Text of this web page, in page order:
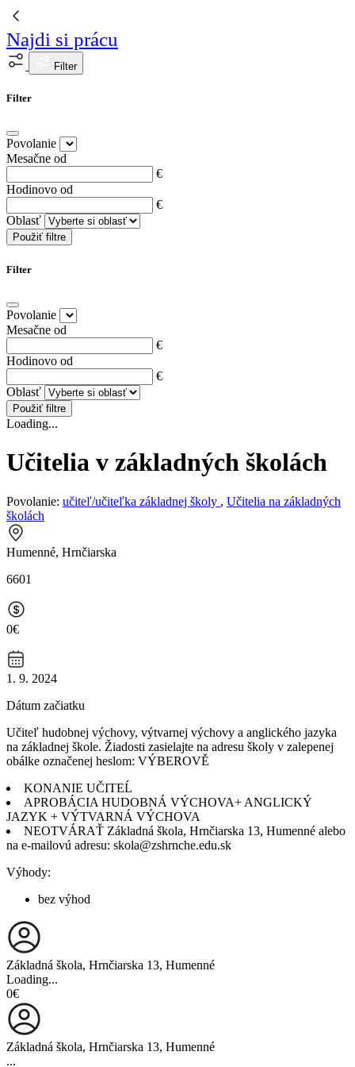
Najdi si prácu
Filter
Filter
Povolanie
Mesačne od
€
Hodinovo od
€
Oblasť
Použiť filtre
Filter
Povolanie
Mesačne od
€
Hodinovo od
€
Oblasť
Použiť filtre
Loading...
Učitelia v základných školách
Povolanie: učiteľ/učiteľka základnej školy , Učitelia na základných
školách
Humenné, Hrnčiarska
6601
0€
1. 9. 2024
Dátum začiatku
Učiteľ hudobnej výchovy, výtvarnej výchovy a anglického jazyka
na základnej škole. Žiadosti zasielajte na adresu školy v zalepenej
obálke označenej heslom: VÝBEROVĚ
KONANIE UČITEĹ
APROBÁCIA HUDOBNÁ VÝCHOVA+ ANGLICKÝ
JAZYK + VÝTVARNÁ VÝCHOVA
NEOTVÁRAŤ Základná škola, Hrnčiarska 13, Humenné alebo
na e-mailovú adresu: skola@zshrnche.edu.sk
Výhody:
bez výhod
Základná škola, Hrnčiarska 13, Humenné
Loading...
0€
Základná škola, Hrnčiarska 13, Humenné
...